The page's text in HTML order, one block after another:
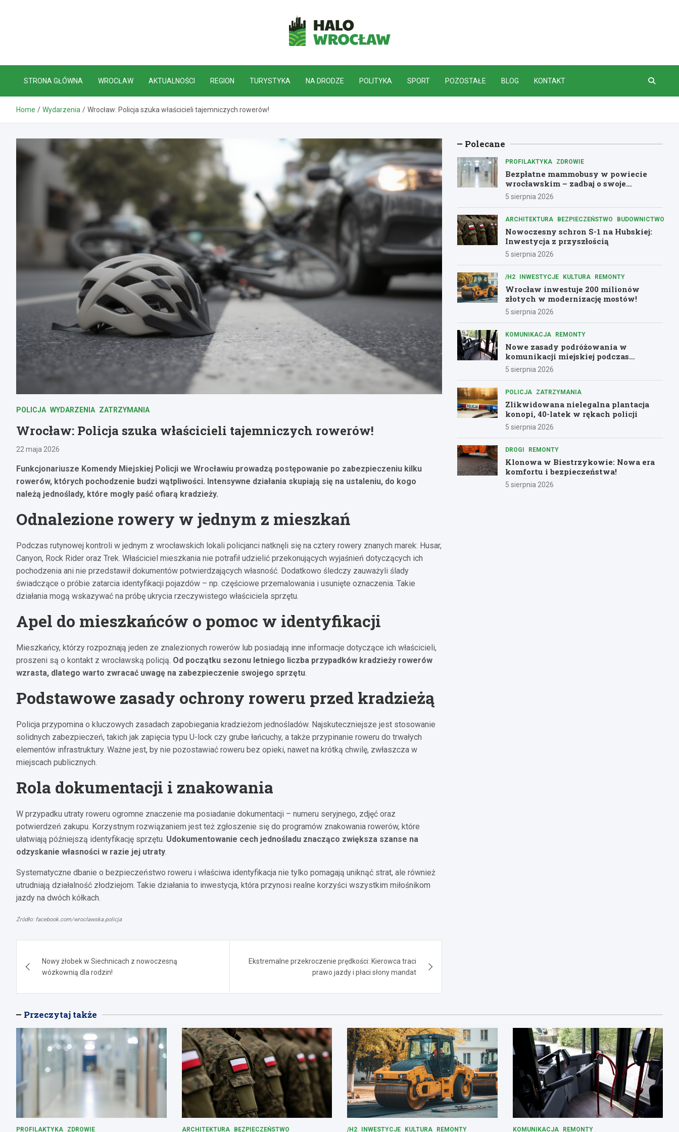
HaloWrocław.pl
STRONA GŁÓWNA WROCŁAW AKTUALNOŚCI REGION TURYSTYKA NA DRODZE POLITYKA SPORT POZOSTAŁE BLOG KONTAKT
Home Wydarzenia Wrocław: Policja szuka właścicieli tajemniczych rowerów!
POLICJA WYDARZENIA ZATRZYMANIA
Wrocław: Policja szuka właścicieli tajemniczych rowerów!
22 maja 2026
Funkcjonariusze Komendy Miejskiej Policji we Wrocławiu prowadzą postępowanie po zabezpieczeniu kilku
rowerów, których pochodzenie budzi wątpliwości. Intensywne działania skupiają się na ustaleniu, do kogo
należą jednoślady, które mogły paść ofiarą kradzieży.
Odnalezione rowery w jednym z mieszkań
Podczas rutynowej kontroli w jednym z wrocławskich lokali policjanci natknęli się na cztery rowery znanych marek: Husar,
Canyon, Rock Rider oraz Trek. Właściciel mieszkania nie potrafił udzielić przekonujących wyjaśnień dotyczących ich
pochodzenia ani nie przedstawił dokumentów potwierdzających własność. Dodatkowo śledczy zauważyli ślady
świadczące o próbie zatarcia identyfikacji pojazdów – np. częściowe przemalowania i usunięte oznaczenia. Takie
działania mogą wskazywać na próbę ukrycia rzeczywistego właściciela sprzętu.
Apel do mieszkańców o pomoc w identyfikacji
Mieszkańcy, którzy rozpoznają jeden ze znalezionych rowerów lub posiadają inne informacje dotyczące ich właścicieli,
proszeni są o kontakt z wrocławską policją. Od początku sezonu letniego liczba przypadków kradzieży rowerów
wzrasta, dlatego warto zwracać uwagę na zabezpieczenie swojego sprzętu.
Podstawowe zasady ochrony roweru przed kradzieżą
Policja przypomina o kluczowych zasadach zapobiegania kradzieżom jednośladów. Najskuteczniejsze jest stosowanie
solidnych zabezpieczeń, takich jak zapięcia typu U-lock czy grube łańcuchy, a także przypinanie roweru do trwałych
elementów infrastruktury. Ważne jest, by nie pozostawiać roweru bez opieki, nawet na krótką chwilę, zwłaszcza w
miejscach publicznych.
Rola dokumentacji i znakowania
W przypadku utraty roweru ogromne znaczenie ma posiadanie dokumentacji – numeru seryjnego, zdjęć oraz
potwierdzeń zakupu. Korzystnym rozwiązaniem jest też zgłoszenie się do programów znakowania rowerów, które
ułatwiają późniejszą identyfikację sprzętu. Udokumentowanie cech jednośladu znacząco zwiększa szanse na
odzyskanie własności w razie jej utraty.
Systematyczne dbanie o bezpieczeństwo roweru i właściwa identyfikacja nie tylko pomagają uniknąć strat, ale również
utrudniają działalność złodziejom. Takie działania to inwestycja, która przynosi realne korzyści wszystkim miłośnikom
jazdy na dwóch kółkach.
Źródło: facebook.com/wroclawska.policja
wpisu
Nowy żłobek w Siechnicach z nowoczesną
wózkownią dla rodzin!
Ekstremalne przekroczenie prędkości: Kierowca traci
prawo jazdy i płaci słony mandat
Polecane
PROFILAKTYKA ZDROWIE
Bezpłatne mammobusy w powiecie
wrocławskim – zadbaj o swoje
zdrowie!
5 sierpnia 2026
ARCHITEKTURA BEZPIECZEŃSTWO BUDOWNICTWO
Nowoczesny schron S-1 na Hubskiej:
Inwestycja z przyszłością
5 sierpnia 2026
/H2 INWESTYCJE KULTURA REMONTY
Wrocław inwestuje 200 milionów
złotych w modernizację mostów!
5 sierpnia 2026
KOMUNIKACJA REMONTY
Nowe zasady podróżowania w
komunikacji miejskiej podczas
remontów
5 sierpnia 2026
POLICJA ZATRZYMANIA
Zlikwidowana nielegalna plantacja
konopi, 40-latek w rękach policji
5 sierpnia 2026
DROGI REMONTY
Klonowa w Biestrzykowie: Nowa era
komfortu i bezpieczeństwa!
5 sierpnia 2026
Przeczytaj także
PROFILAKTYKA ZDROWIE ARCHITEKTURA BEZPIECZEŃSTWO /H2 INWESTYCJE KULTURA REMONTY KOMUNIKACJA REMONTY